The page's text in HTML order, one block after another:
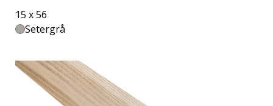
15 x 56
Setergrå